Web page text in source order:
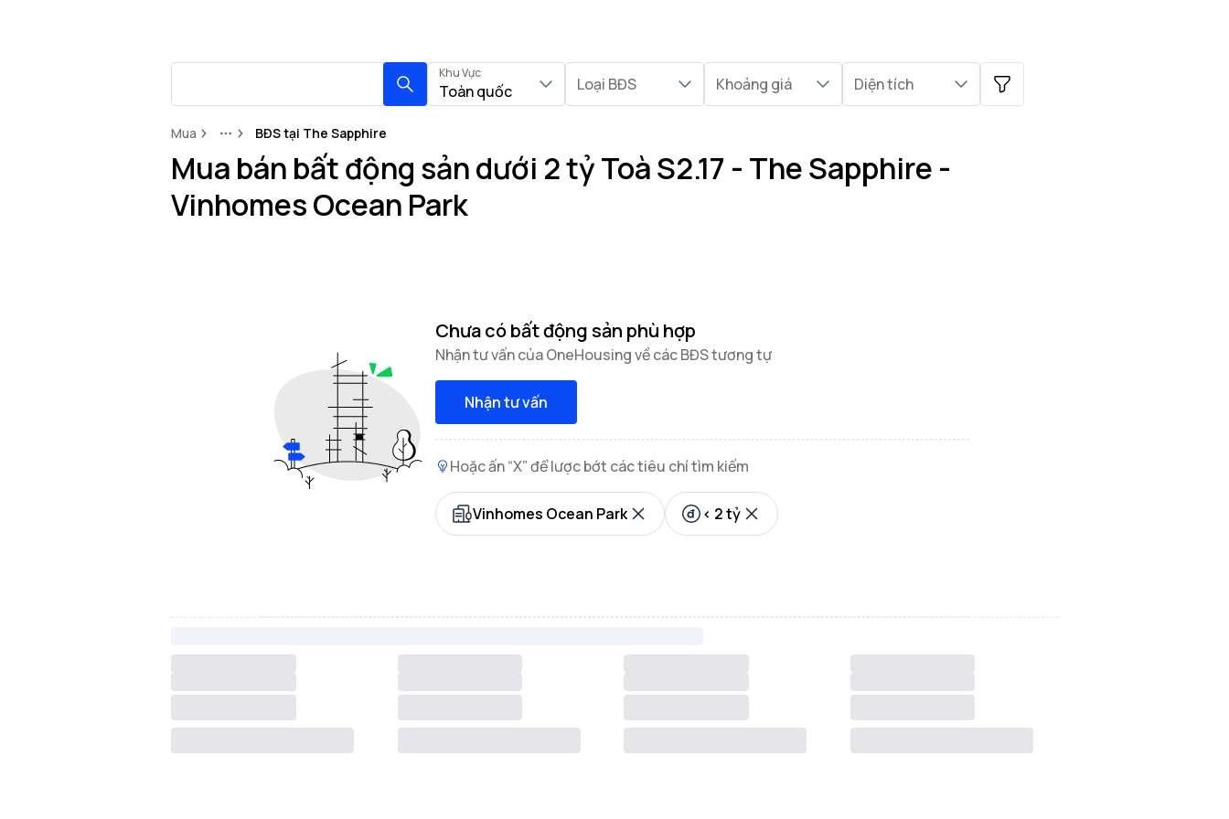
Khu Vực
Toàn quốc Loại BĐS Khoảng giá Diện tích
Mua MoreBĐS tại The Sapphire
Mua bán bất động sản dưới 2 tỷ Toà S2.17 - The Sapphire -
Vinhomes Ocean Park
Chưa có bất động sản phù hợp
Nhận tư vấn của OneHousing về các BĐS tương tự
Nhận tư vấn
Hoặc ấn “X” để lược bớt các tiêu chí tìm kiếm
Vinhomes Ocean Park < 2 tỷ